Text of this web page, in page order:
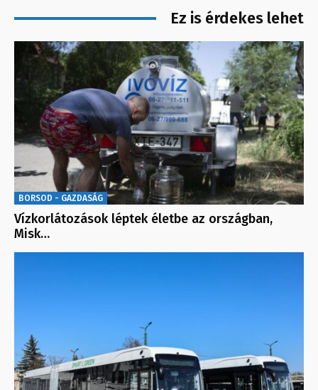
Ez is érdekes lehet
BORSOD - GAZDASÁG
Vízkorlátozások léptek életbe az országban,
Misk…